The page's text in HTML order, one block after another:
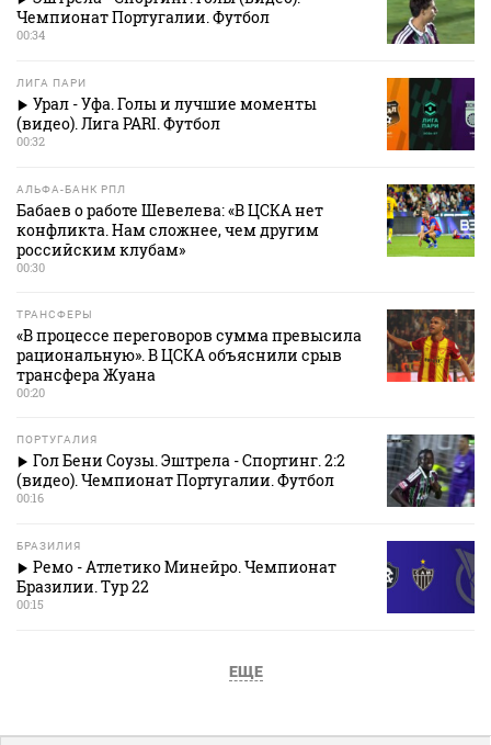
Чемпионат Португалии. Футбол
00:34
ЛИГА ПАРИ
Урал - Уфа. Голы и лучшие моменты
(видео). Лига PARI. Футбол
00:32
АЛЬФА-БАНК РПЛ
Бабаев о работе Шевелева: «В ЦСКА нет
конфликта. Нам сложнее, чем другим
российским клубам»
00:30
ТРАНСФЕРЫ
«В процессе переговоров сумма превысила
рациональную». В ЦСКА объяснили срыв
трансфера Жуана
00:20
ПОРТУГАЛИЯ
Гол Бени Соузы. Эштрела - Спортинг. 2:2
(видео). Чемпионат Португалии. Футбол
00:16
БРАЗИЛИЯ
Ремо - Атлетико Минейро. Чемпионат
Бразилии. Тур 22
00:15
ЕЩЕ